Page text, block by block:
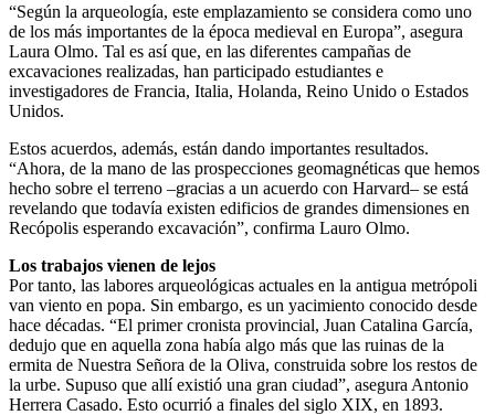
“Según la arqueología, este emplazamiento se considera como uno
de los más importantes de la época medieval en Europa”, asegura
Laura Olmo. Tal es así que, en las diferentes campañas de
excavaciones realizadas, han participado estudiantes e
investigadores de Francia, Italia, Holanda, Reino Unido o Estados
Unidos.
Estos acuerdos, además, están dando importantes resultados.
“Ahora, de la mano de las prospecciones geomagnéticas que hemos
hecho sobre el terreno –gracias a un acuerdo con Harvard– se está
revelando que todavía existen edificios de grandes dimensiones en
Recópolis esperando excavación”, confirma Lauro Olmo.
Los trabajos vienen de lejos
Por tanto, las labores arqueológicas actuales en la antigua metrópoli
van viento en popa. Sin embargo, es un yacimiento conocido desde
hace décadas. “El primer cronista provincial, Juan Catalina García,
dedujo que en aquella zona había algo más que las ruinas de la
ermita de Nuestra Señora de la Oliva, construida sobre los restos de
la urbe. Supuso que allí existió una gran ciudad”, asegura Antonio
Herrera Casado. Esto ocurrió a finales del siglo XIX, en 1893.